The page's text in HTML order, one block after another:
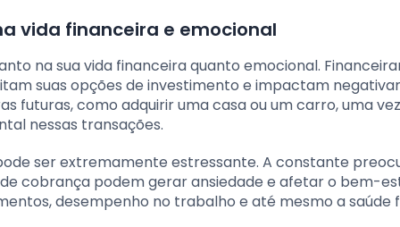
vida financeira e emocional
na sua vida financeira quanto emocional.
suas opções de investimento e impactam
futuras, como adquirir uma casa ou um carro, uma
nessas transações.
ser extremamente estressante. A constante
cobrança podem gerar ansiedade e afetar o bem-
desempenho no trabalho e até mesmo a saúde